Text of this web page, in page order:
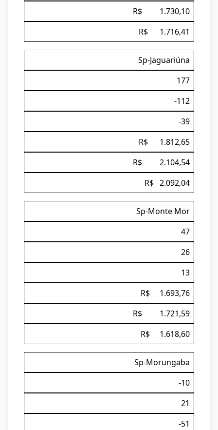
R$ 1.730,10
R$ 1.716,41
Sp-Jaguariúna
177
-112
-39
R$ 1.812,65
R$ 2.104,54
R$ 2.092,04
Sp-Monte Mor
47
26
13
R$ 1.693,76
R$ 1.721,59
R$ 1.618,60
Sp-Morungaba
-10
21
-51